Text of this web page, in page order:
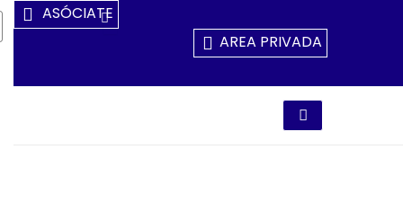
Ir
Al
ASÓCIATE
AREA PRIVADA